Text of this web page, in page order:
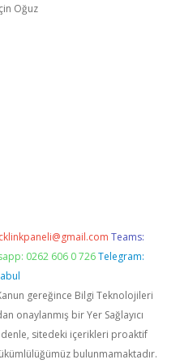
Oğuz
Teams:
0262 606 0 726 Telegram:
gereğince Bilgi Teknolojileri
onaylanmış bir Yer Sağlayıcı
sitedeki içerikleri proaktif
bulunmamaktadır.